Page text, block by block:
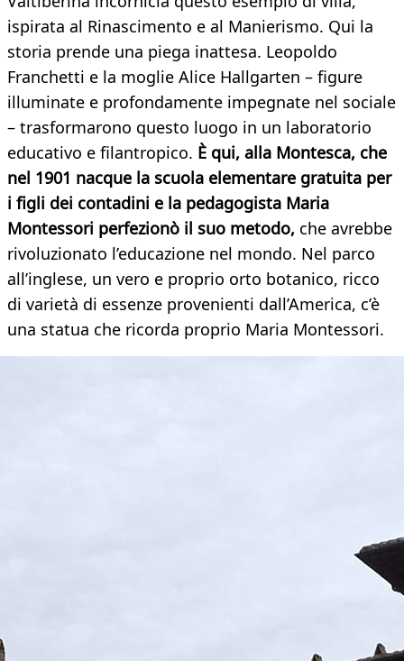
ispirata al Rinascimento e al Manierismo. Qui la
storia prende una piega inattesa. Leopoldo
Franchetti e la moglie Alice Hallgarten – figure
illuminate e profondamente impegnate nel sociale
– trasformarono questo luogo in un laboratorio
educativo e filantropico. È qui, alla Montesca, che
nel 1901 nacque la scuola elementare gratuita per
i figli dei contadini e la pedagogista Maria
Montessori perfezionò il suo metodo, che avrebbe
rivoluzionato l’educazione nel mondo. Nel parco
all’inglese, un vero e proprio orto botanico, ricco
di varietà di essenze provenienti dall’America, c’è
una statua che ricorda proprio Maria Montessori.